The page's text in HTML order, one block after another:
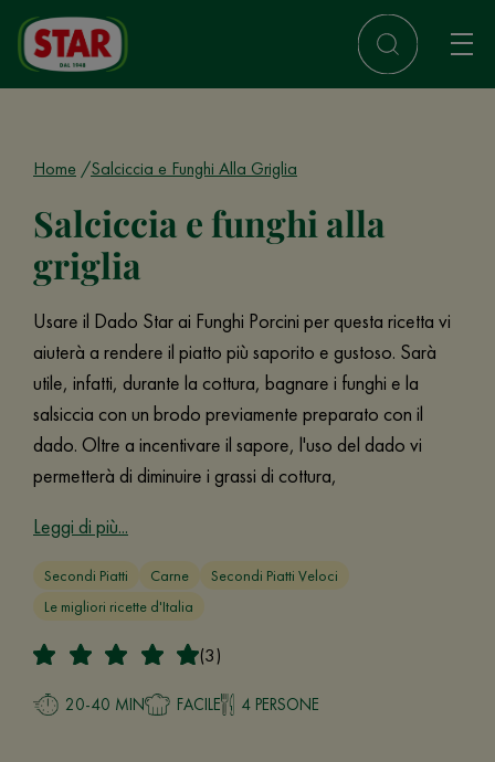
Home Salciccia e Funghi Alla Griglia
Salciccia e funghi alla
griglia
Usare il Dado Star ai Funghi Porcini per questa ricetta vi
aiuterà a rendere il piatto più saporito e gustoso. Sarà
utile, infatti, durante la cottura, bagnare i funghi e la
salsiccia con un brodo previamente preparato con il
dado. Oltre a incentivare il sapore, l'uso del dado vi
permetterà di diminuire i grassi di cottura,
Leggi di più...
Secondi Piatti Carne
Secondi Piatti Veloci
Le migliori ricette d'Italia
(3)
20-40 MIN FACILE 4 PERSONE